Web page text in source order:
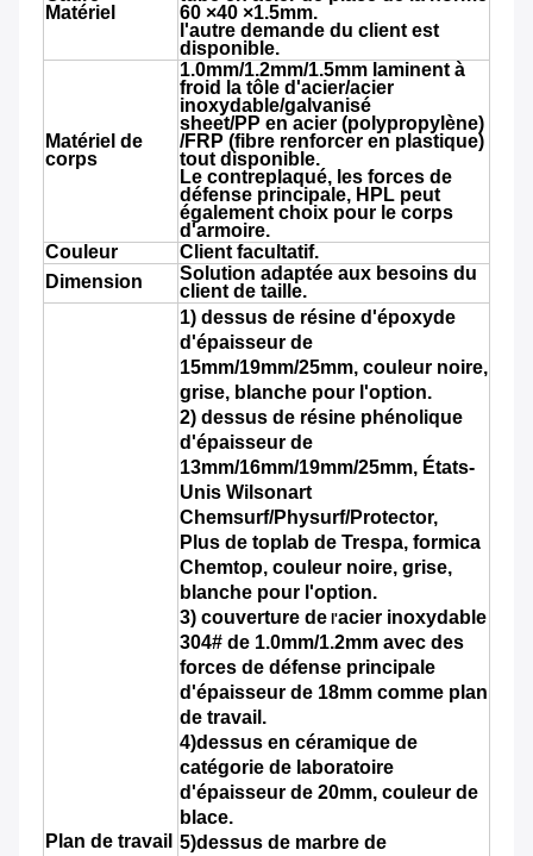
Matériel
60 ×40 ×1.5mm.
l'autre demande du client est
disponible.
Matériel de
corps
1.0mm/1.2mm/1.5mm laminent à
froid la tôle d'acier/acier
inoxydable/galvanisé
sheet/PP en acier (polypropylène)
/FRP (fibre renforcer en plastique)
tout disponible.
Le contreplaqué, les forces de
défense principale, HPL peut
également choix pour le corps
d'armoire.
Couleur
Client facultatif.
Dimension
Solution adaptée aux besoins du
client de taille.
Plan de travail
1) dessus de résine d'époxyde
d'épaisseur de
15mm/19mm/25mm, couleur noire,
grise, blanche pour l'option.
2) dessus de résine phénolique
d'épaisseur de
13mm/16mm/19mm/25mm, États-
Unis Wilsonart
Chemsurf/Physurf/Protector,
Plus de toplab de Trespa, formica
Chemtop, couleur noire, grise,
blanche pour l'option.
3) couverture de l'acier inoxydable
304# de 1.0mm/1.2mm avec des
forces de défense principale
d'épaisseur de 18mm comme plan
de travail.
4)dessus en céramique de
catégorie de laboratoire
d'épaisseur de 20mm, couleur de
blace.
5)dessus de marbre de